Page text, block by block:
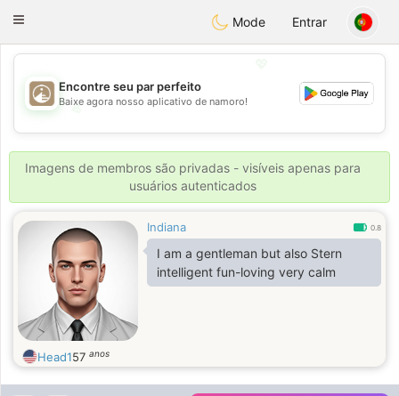
ahebik
Toggle
Mode Entrar
💖
💕
💕
Encontre seu par perfeito
Baixe agora nosso aplicativo de namoro!
Imagens de membros são privadas - visíveis apenas para
usuários autenticados
Indiana 0.8
I am a gentleman but also Stern
intelligent fun-loving very calm
Head157 anos